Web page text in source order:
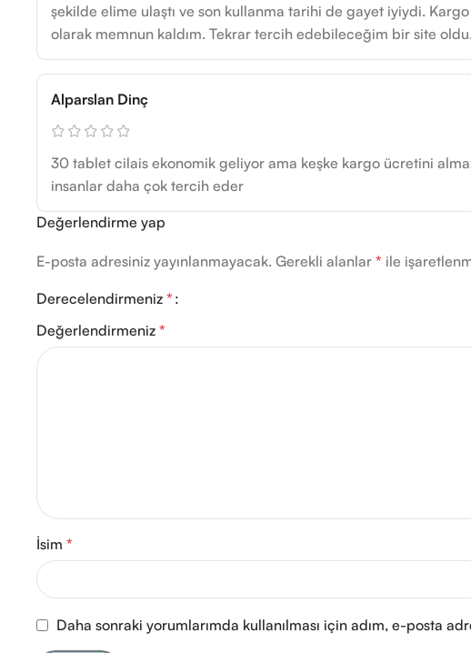
şekilde elime ulaştı ve son kullanma tarihi de gayet iyiydi. Kargo
olarak memnun kaldım. Tekrar tercih edebileceğim bir site oldu.
Alparslan Dinç
30 tablet cilais ekonomik geliyor ama keşke kargo ücretini
insanlar daha çok tercih eder
Değerlendirme yap
E-posta adresiniz yayınlanmayacak. Gerekli alanlar * ile
Derecelendirmeniz *
Değerlendirmeniz *
İsim *
Daha sonraki yorumlarımda kullanılması için adım, e-posta